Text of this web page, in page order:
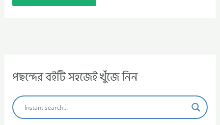
পছন্দের বইটি সহজেই খুঁজে নিন